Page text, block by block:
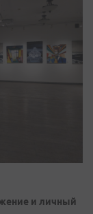
и личный